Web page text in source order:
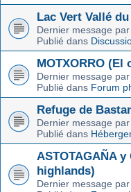
Lac Vert Vallé
Dernier message par
Publié dans
MOTXORRO
Dernier message par
Publié dans Forum
Refuge de
Dernier message par
Publié dans
ASTOTAGAÑA
highlands)
Dernier message par